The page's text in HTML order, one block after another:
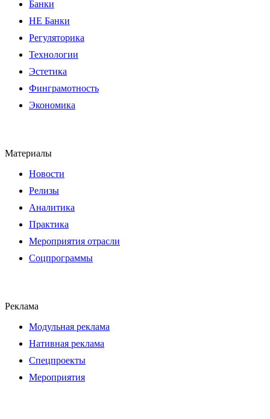
Банки
НЕ Банки
Регуляторика
Технологии
Эстетика
Финграмотность
Экономика
Материалы
Новости
Релизы
Аналитика
Практика
Мероприятия отрасли
Соцпрограммы
Реклама
Модульная реклама
Нативная реклама
Спецпроекты
Мероприятия